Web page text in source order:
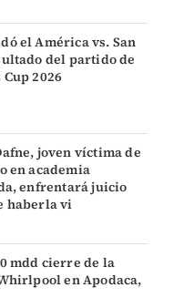
el América vs. San
del partido de
2026
joven víctima de
en academia
enfrentará juicio
haberla vi
mdd cierre de la
en Apodaca,